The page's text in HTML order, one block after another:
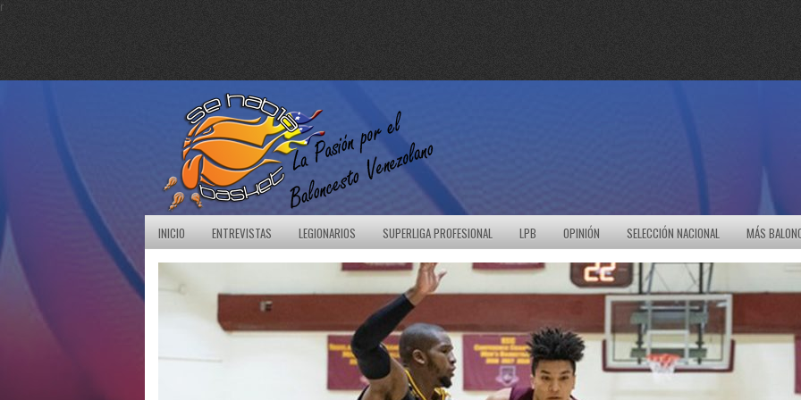
r
INICIO ENTREVISTAS LEGIONARIOS SUPERLIGA PROFESIONAL LPB OPINIÓN SELECCIÓN NACIONAL MÁS